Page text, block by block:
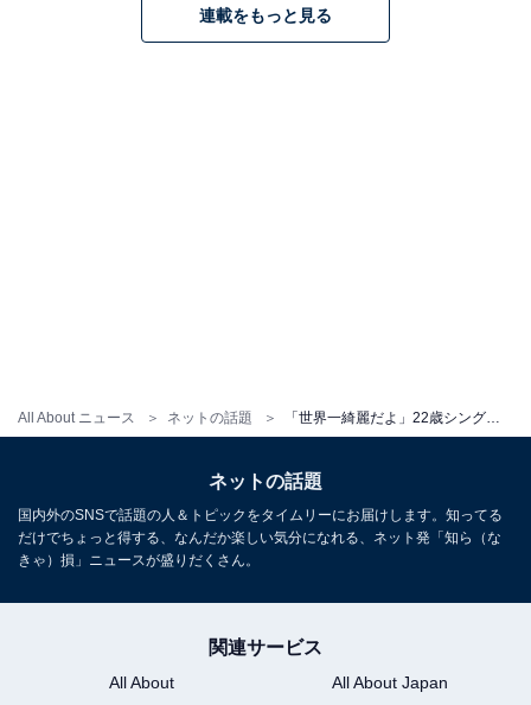
All About ニュース ネットの話題
連載をもっと見る
ネットの話題
国内外のSNSで話題の人＆トピックをタイムリーにお届けします。知ってる
だけでちょっと得する、なんだか楽しい気分になれる、ネット発「知ら（な
きゃ）損」ニュースが盛りだくさん。
関連サービス
All About
All About Japan